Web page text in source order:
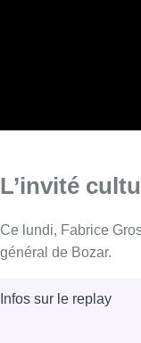
L’invité
Ce lundi, Fabrice
général de Bozar.
Infos sur le replay